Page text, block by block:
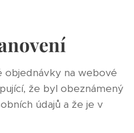
objednávky na webové
že byl obeznámený
údajů a že je v